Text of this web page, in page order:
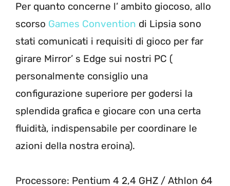
Per quanto concerne l’ ambito giocoso, allo
scorso Games Convention di Lipsia sono
stati comunicati i requisiti di gioco per far
girare Mirror’ s Edge sui nostri PC (
personalmente consiglio una
configurazione superiore per godersi la
splendida grafica e giocare con una certa
fluidità, indispensabile per coordinare le
azioni della nostra eroina).
Processore: Pentium 4 2,4 GHZ / Athlon 64